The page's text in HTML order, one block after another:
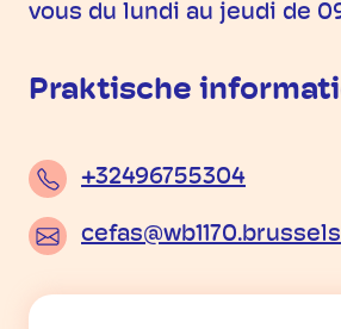
vous du lundi au jeudi de
Praktische
+32496755304
cefas@wb1170.brussels